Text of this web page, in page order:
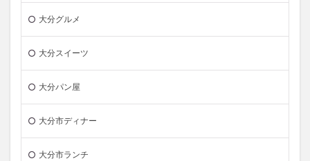
大分グルメ
大分スイーツ
大分パン屋
大分市ディナー
大分市ランチ